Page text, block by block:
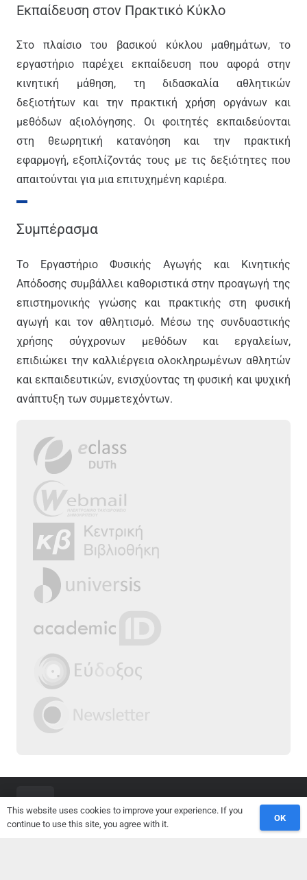
Εκπαίδευση στον Πρακτικό Κύκλο
Στο πλαίσιο του βασικού κύκλου μαθημάτων, το
εργαστήριο παρέχει εκπαίδευση που αφορά στην
κινητική μάθηση, τη διδασκαλία αθλητικών
δεξιοτήτων και την πρακτική χρήση οργάνων και
μεθόδων αξιολόγησης. Οι φοιτητές εκπαιδεύονται
στη θεωρητική κατανόηση και την πρακτική
εφαρμογή, εξοπλίζοντάς τους με τις δεξιότητες που
απαιτούνται για μια επιτυχημένη καριέρα.
Συμπέρασμα
Το Εργαστήριο Φυσικής Αγωγής και Κινητικής
Απόδοσης συμβάλλει καθοριστικά στην προαγωγή της
επιστημονικής γνώσης και πρακτικής στη φυσική
αγωγή και τον αθλητισμό. Μέσω της συνδυαστικής
χρήσης σύγχρονων μεθόδων και εργαλείων,
επιδιώκει την καλλιέργεια ολοκληρωμένων αθλητών
και εκπαιδευτικών, ενισχύοντας τη φυσική και ψυχική
ανάπτυξη των συμμετεχόντων.
This website uses cookies to improve your experience. If you
continue to use this site, you agree with it.
OK